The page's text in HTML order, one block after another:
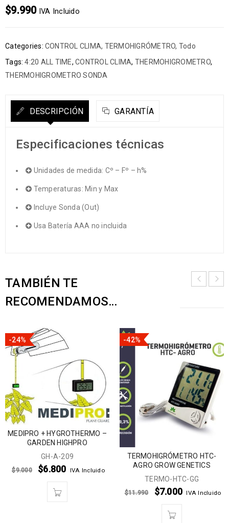
$9.990 IVA Incluido
Categories: CONTROL CLIMA, TERMOHIGRÓMETRO, Todo
Tags: 4:20 ALL TIME, CONTROL CLIMA, THERMOHIGROMETRO,
THERMOHIGROMETRO SONDA
DESCRIPCIÓN GARANTÍA
Especificaciones técnicas
Unidades de medida: Cº – Fº – h%
Temperaturas: Min y Max
Incluye Sonda (Out)
Usa Batería AAA no incluida
TAMBIÉN TE
RECOMENDAMOS…
-24%
MEDIPRO + HYGROTHERMO –
GARDEN HIGHPRO
GH-A-209
$9.000 $6.800 IVA Incluido
-42%
TERMOHIGRÓMETRO HTC-
AGRO GROW GENETICS
TERMO-HTC-GG
$11.990 $7.000 IVA Incluido